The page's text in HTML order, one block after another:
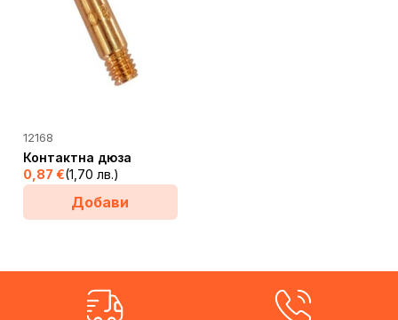
12168
Контактна дюза
0,87 €(1,70 лв.)
Добави